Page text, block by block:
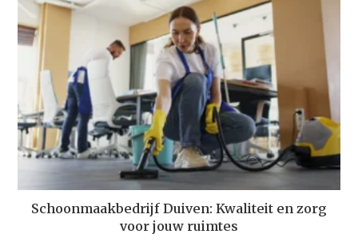
Schoonmaakbedrijf Duiven: Kwaliteit en zorg
voor jouw ruimtes